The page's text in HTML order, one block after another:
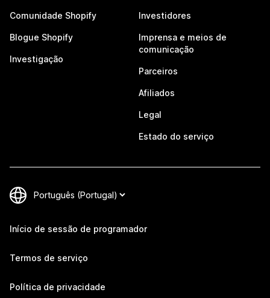
Comunidade Shopify
Blogue Shopify
Investigação
Investidores
Imprensa e meios de
comunicação
Parceiros
Afiliados
Legal
Estado do serviço
Início de sessão de programador
Termos de serviço
Política de privacidade